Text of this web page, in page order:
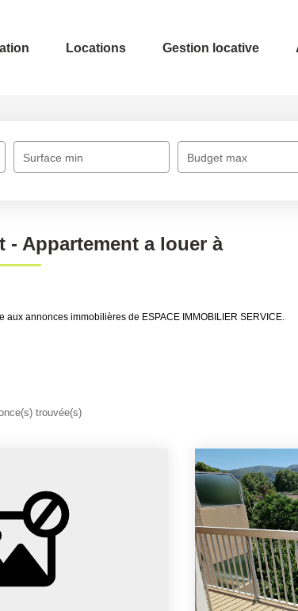
Locations Gestion locative
Surface min Budget max
- Appartement a louer à
annonces immobilières de ESPACE IMMOBILIER SERVICE.
trouvée(s)